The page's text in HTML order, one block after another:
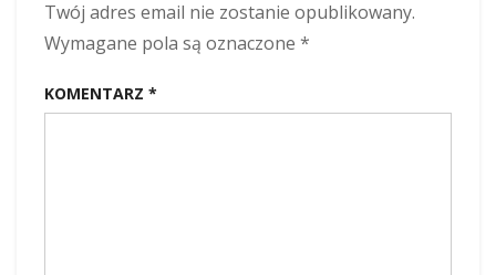
Twój adres email nie zostanie opublikowany.
Wymagane pola są oznaczone *
KOMENTARZ *